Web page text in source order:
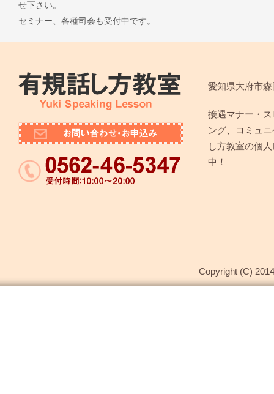
せ下さい。
セミナー、各種司会も受付中です。
愛知県大府市
接遇マナー・
ング、コミュ
し方教室の個
中！
Copyright (C)